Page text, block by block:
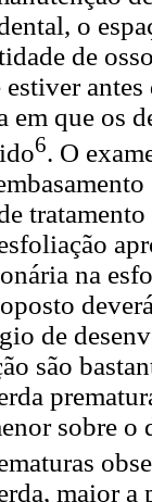
o
de
estiver
em que os
6. O
na
de
são
sobre o
maior a